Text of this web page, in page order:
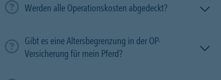
Werden alle Operationskosten abgedeckt?
Gibt es eine Altersbegrenzung in der OP-
Versicherung für mein Pferd?